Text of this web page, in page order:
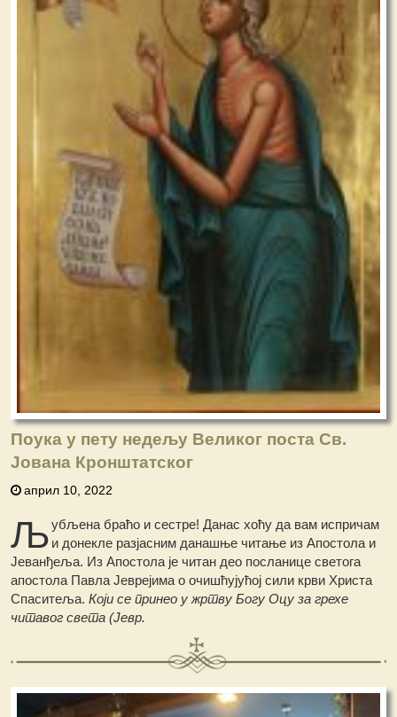
Поука у пету недељу Великог поста Св.
Јована Кронштатског
април 10, 2022
Љубљена браћо и сестре! Данас хоћу да вам испричам
и донекле разјасним данашње читање из Апостола и
Јеванђеља. Из Апостола је читан део посланице светога
апостола Павла Јеврејима о очишћујућој сили крви Христа
Спаситеља.Који се принео у жртву Богу Оцу за грехе
читавог света (Јевр.